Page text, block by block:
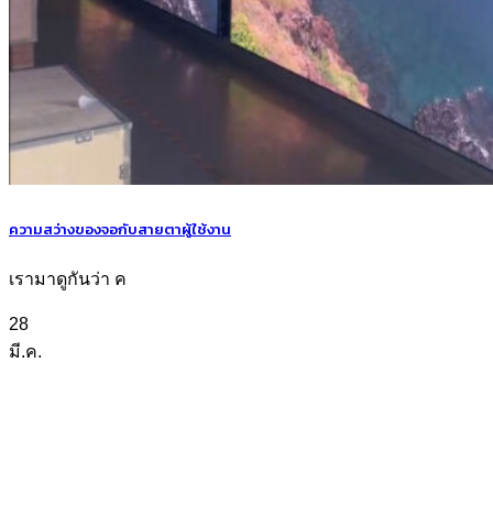
ความสว่างของจอกับสายตาผู้ใช้งาน
เรามาดูกันว่า ค
28
มี.ค.